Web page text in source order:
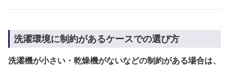
洗濯環境に制約があるケースでの選び方
洗濯機が小さい・乾燥機がないなどの制約がある場合は、